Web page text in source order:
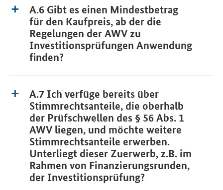
A.6 Gibt es einen Mindestbetrag
für den Kaufpreis, ab der die
Regelungen der AWV zu
Investitionsprüfungen Anwendung
finden?
A.7 Ich verfüge bereits über
Stimmrechtsanteile, die oberhalb
der Prüfschwellen des § 56 Abs. 1
AWV liegen, und möchte weitere
Stimmrechtsanteile erwerben.
Unterliegt dieser Zuerwerb, z.B. im
Rahmen von Finanzierungsrunden,
der Investitionsprüfung?